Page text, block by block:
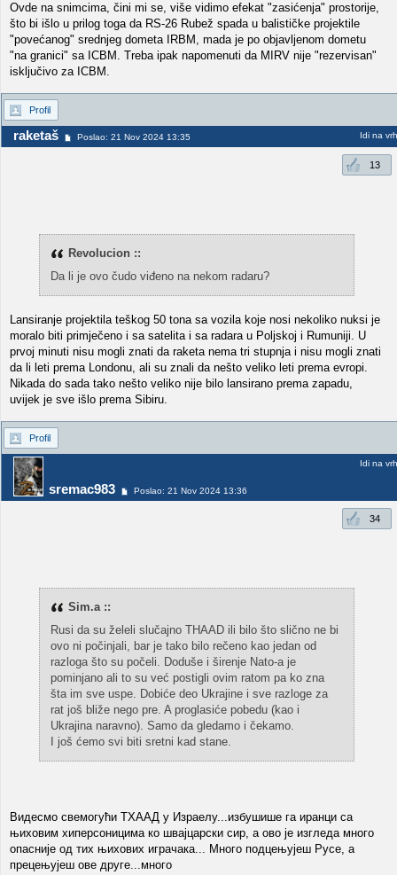
Ovde na snimcima, čini mi se, više vidimo efekat "zasićenja" prostorije,
što bi išlo u prilog toga da RS-26 Rubež spada u balističke projektile
"povećanog" srednjeg dometa IRBM, mada je po objavljenom dometu
"na granici" sa ICBM. Treba ipak napomenuti da MIRV nije "rezervisan"
isključivo za ICBM.
Profil
raketaš Poslao: 21 Nov 2024 13:35 Idi na vrh
13
Revolucion ::
Da li je ovo čudo viđeno na nekom radaru?
Lansiranje projektila teškog 50 tona sa vozila koje nosi nekoliko nuksi je
moralo biti primječeno i sa satelita i sa radara u Poljskoj i Rumuniji. U
prvoj minuti nisu mogli znati da raketa nema tri stupnja i nisu mogli znati
da li leti prema Londonu, ali su znali da nešto veliko leti prema evropi.
Nikada do sada tako nešto veliko nije bilo lansirano prema zapadu,
uvijek je sve išlo prema Sibiru.
Profil
sremac983 Poslao: 21 Nov 2024 13:36
Idi na vrh
34
Sim.a ::
Rusi da su želeli slučajno THAAD ili bilo što slično ne bi
ovo ni počinjali, bar je tako bilo rečeno kao jedan od
razloga što su počeli. Doduše i širenje Nato-a je
pominjano ali to su već postigli ovim ratom pa ko zna
šta im sve uspe. Dobiće deo Ukrajine i sve razloge za
rat još bliže nego pre. A proglasiće pobedu (kao i
Ukrajina naravno). Samo da gledamo i čekamo.
I još ćemo svi biti sretni kad stane.
Видесмо свемогући ТХААД у Израелу...избушише га иранци са
њиховим хиперсоницима ко швајцарски сир, а ово је изгледа много
опасније од тих њихових играчака... Много подцењујеш Русе, а
прецењујеш ове друге...много